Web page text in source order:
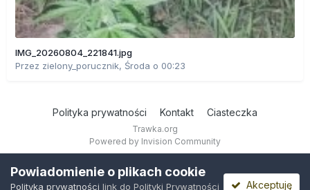
IMG_20260804_221841.jpg
Przez zielony_porucznik, Środa o 00:23
Polityka prywatności Kontakt Ciasteczka
Trawka.org
Powered by Invision Community
Powiadomienie o plikach cookie
Polityka prywatności link do Polityki Prywatności Akceptuję